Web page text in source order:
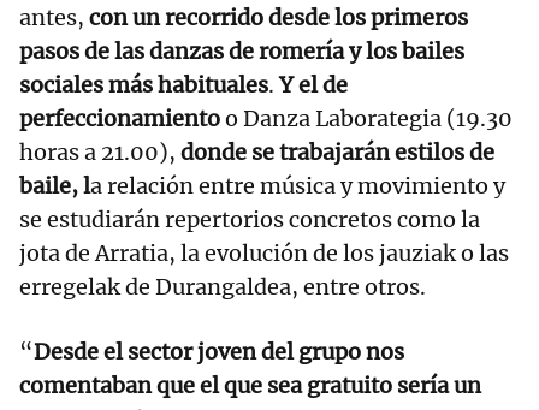
antes, con un recorrido desde los primeros
pasos de las danzas de romería y los bailes
sociales más habituales.Y el de
perfeccionamientoo Danza Laborategia (19.30
horas a 21.00), donde se trabajarán estilos de
baile, la relación entre música y movimiento y
se estudiarán repertorios concretos como la
jota de Arratia, la evolución de los jauziak o las
erregelak de Durangaldea, entre otros.
“Desde el sector joven del grupo nos
comentaban que el que sea gratuito sería un